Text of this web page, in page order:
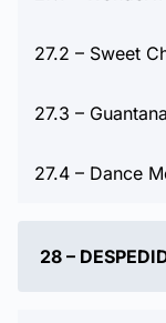
27.2 – Sweet
27.3 –
27.4 – Dance
28 –